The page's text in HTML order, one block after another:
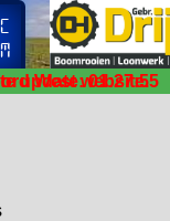
West website.
update: 01:27:55